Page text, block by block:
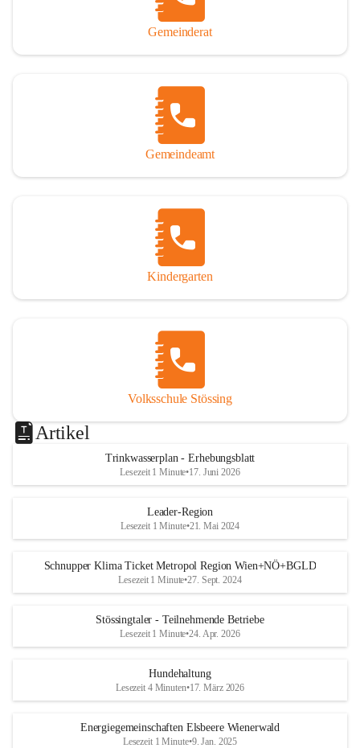
Gemeinderat
Gemeindeamt
Kindergarten
Volksschule Stössing
Artikel
Trinkwasserplan - Erhebungsblatt
Lesezeit 1 Minute•17. Juni 2026
Leader-Region
Lesezeit 1 Minute•21. Mai 2024
Schnupper Klima Ticket Metropol Region Wien+NÖ+BGLD
Lesezeit 1 Minute•27. Sept. 2024
Stössingtaler - Teilnehmende Betriebe
Lesezeit 1 Minute•24. Apr. 2026
Hundehaltung
Lesezeit 4 Minuten•17. März 2026
Energiegemeinschaften Elsbeere Wienerwald
Lesezeit 1 Minute•9. Jan. 2025